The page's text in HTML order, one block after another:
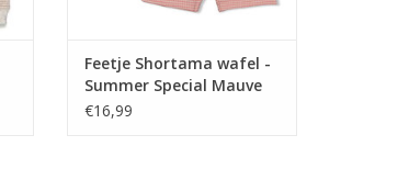
Feetje Shortama wafel -
Summer Special Mauve
€16,99